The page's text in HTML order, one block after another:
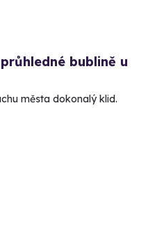
bublině u
města dokonalý klid.